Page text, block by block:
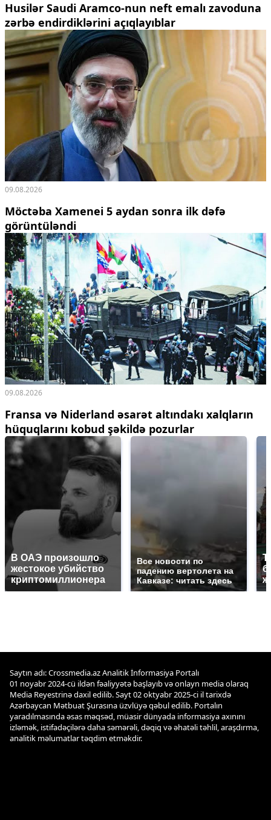
Husilər Saudi Aramco-nun neft emalı zavoduna
zərbə endirdiklərini açıqlayıblar
09.08.2026
Möctəba Xamenei 5 aydan sonra ilk dəfə
görüntüləndi
09.08.2026
Fransa və Niderland əsarət altındakı xalqların
hüquqlarını kobud şəkildə pozurlar
В ОАЭ произошло
жестокое убийство
криптомиллионера
Все новости по
падению вертолета на
Кавказе: читать здесь
Saytın adı: Crossmedia.az Analitik İnformasiya Portalı
01 noyabr 2024-cü ildən fəaliyyətə başlayıb və onlayn media olaraq
Media Reyestrinə daxil edilib. Sayt 02 oktyabr 2025-ci il tarixdə
Azərbaycan Mətbuat Şurasına üzvlüyə qəbul edilib. Portalın
yaradılmasında əsas məqsəd, müasir dünyada informasiya axınını
izləmək, istifadəçilərə daha səmərəli, dəqiq və əhatəli təhlil, araşdırma,
analitik məlumatlar təqdim etməkdir.